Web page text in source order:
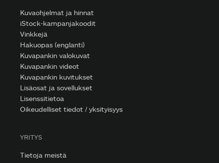
Kuvaohjelmat ja hinnat
iStock-kampanjakoodit
Vinkkejä
Hakuopas (englanti)
Kuvapankin valokuvat
Kuvapankin videot
Kuvapankin kuvitukset
Lisäosat ja sovellukset
Lisenssitietoa
Oikeudelliset tiedot / yksityisyys
YRITYS
Tietoja meistä